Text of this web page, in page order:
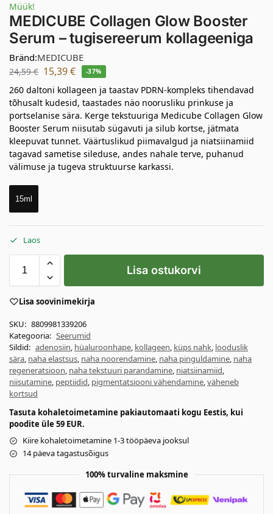
Müük!
MEDICUBE Collagen Glow Booster
Serum – tugisereerum kollageeniga
Bränd:MEDICUBE
24,59€ 15,39€ -37%
260 daltoni kollageen ja taastav PDRN-kompleks tihendavad
tõhusalt kudesid, taastades näo noorusliku prinkuse ja
portselanise sära. Kerge tekstuuriga Medicube Collagen Glow
Booster Serum niisutab sügavuti ja silub kortse, jätmata
kleepuvat tunnet. Väärtuslikud piimavalgud ja niatsiinamiid
tagavad sametise sileduse, andes nahale terve, puhanud
välimuse ja tugeva struktuurse karkassi.
15ml
Laos
Lisa ostukorvi
Lisa soovinimekirja
SKU: 8809981339206
Kategooria: Seerumid
Sildid: adenosiin, hüaluroonhape, kollageen, küps nahk, looduslik
sära, naha elastsus, naha noorendamine, naha pinguldamine, naha
regeneratsioon, naha tekstuuri parandamine, niatsiinamiid,
niisutamine, peptiidid, pigmentatsiooni vähendamine,väheneb
kortsud
Tasuta kohaletoimetamine pakiautomaati kogu Eestis, kui
poodite üle 59 EUR.
Kiire kohaletoimetamine 1-3 tööpäeva jooksul
14 päeva tagastusõigus
100% turvaline maksmine